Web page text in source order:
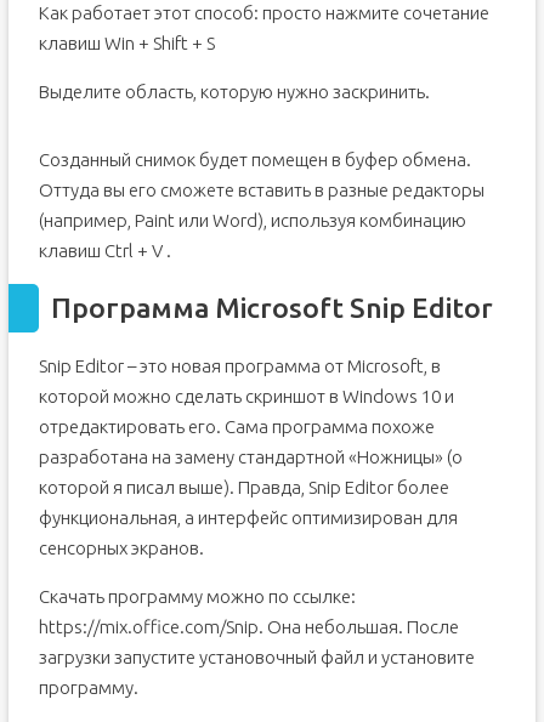
Как работает этот способ: просто нажмите сочетание
клавиш Win + Shift + S
Выделите область, которую нужно заскринить.
Созданный снимок будет помещен в буфер обмена.
Оттуда вы его сможете вставить в разные редакторы
(например, Paint или Word), используя комбинацию
клавиш Ctrl + V .
Программа Microsoft Snip Editor
Snip Editor – это новая программа от Microsoft, в
которой можно сделать скриншот в Windows 10 и
отредактировать его. Сама программа похоже
разработана на замену стандартной «Ножницы» (о
которой я писал выше). Правда, Snip Editor более
функциональная, а интерфейс оптимизирован для
сенсорных экранов.
Скачать программу можно по ссылке:
https://mix.office.com/Snip. Она небольшая. После
загрузки запустите установочный файл и установите
программу.